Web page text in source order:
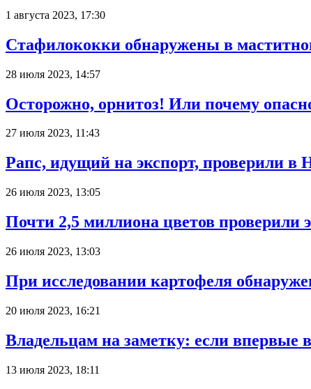
1 августа 2023, 17:30
Стафилококки обнаружены в
28 июля 2023, 14:57
Осторожно, орнитоз! Или почему
27 июля 2023, 11:43
Рапс, идущий на экспорт, проверили в
26 июля 2023, 13:05
Почти 2,5 миллиона цветов
26 июля 2023, 13:03
При исследовании картофеля
20 июля 2023, 16:21
Владельцам на заметку: если впервые
13 июля 2023, 18:11